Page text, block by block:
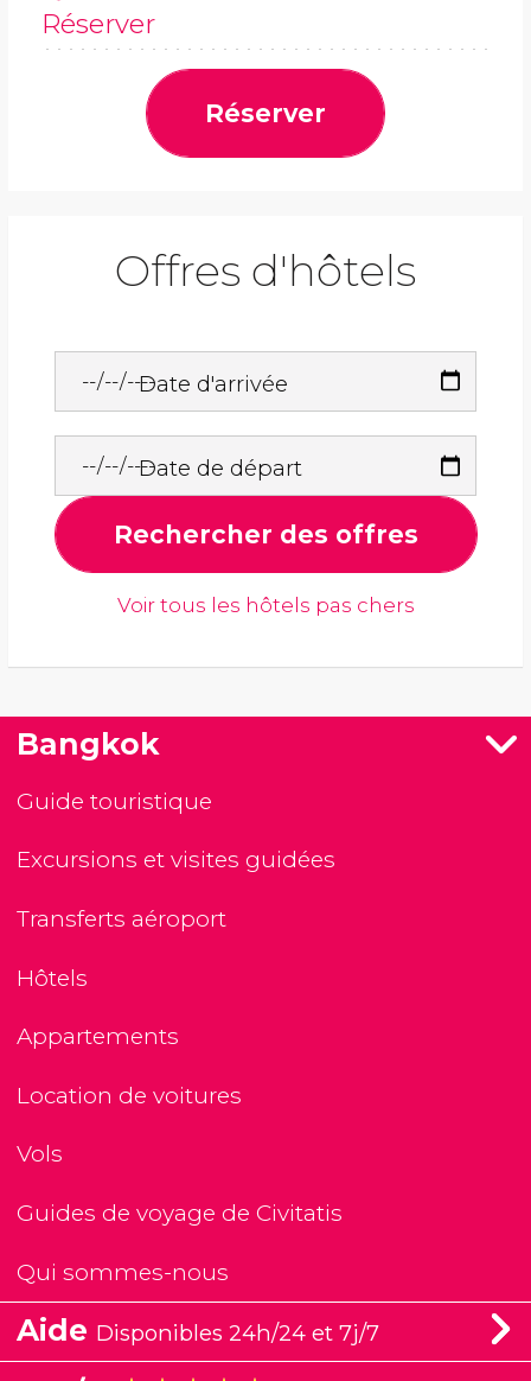
Réserver
Réserver
Offres d'hôtels
Date d'arrivée
Date de départ
Rechercher des offres
Voir tous les hôtels pas chers
Bangkok
Guide touristique
Excursions et visites guidées
Transferts aéroport
Hôtels
Appartements
Location de voitures
Vols
Guides de voyage de Civitatis
Qui sommes-nous
Aide Disponibles 24h/24 et 7j/7